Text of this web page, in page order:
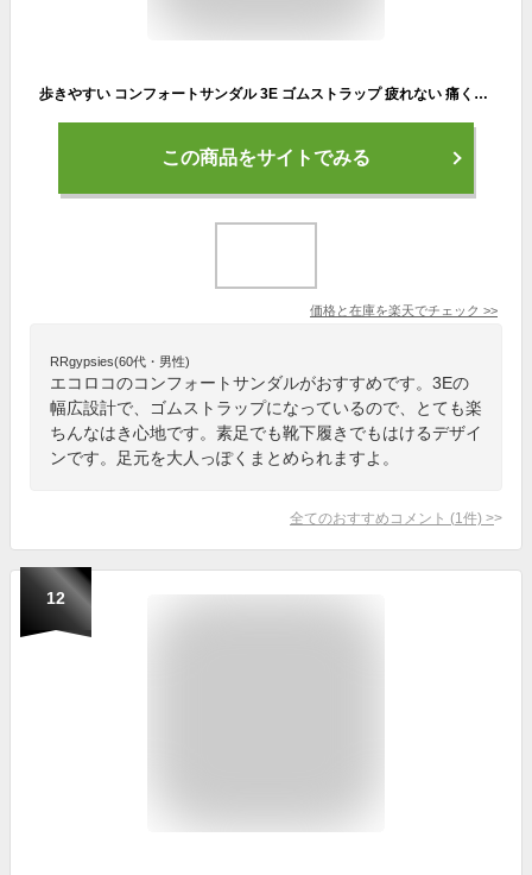
歩きやすい コンフォートサンダル 3E ゴムストラップ 疲れない 痛くない 本革／ 着後レビューでクーポン☆ カジュアル 牛革 レディース エコロコ e+,／ 30代 40代 50代 大きいサイズ 春 夏 25SS0418R,
この商品をサイトでみる
価格と在庫を楽天でチェック >>
RRgypsies(60代・男性)
エコロコのコンフォートサンダルがおすすめです。3Eの
幅広設計で、ゴムストラップになっているので、とても楽
ちんなはき心地です。素足でも靴下履きでもはけるデザイ
ンです。足元を大人っぽくまとめられますよ。
全てのおすすめコメント (1 件) >
12